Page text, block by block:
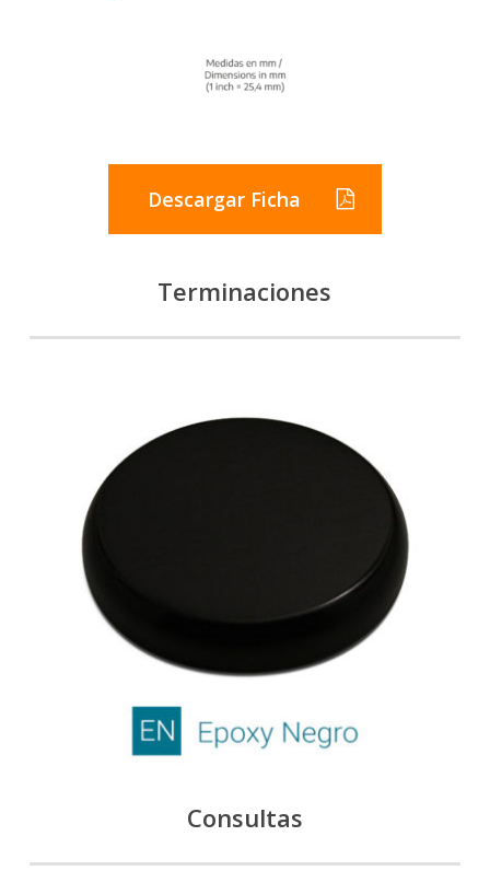
Descargar Ficha
Terminaciones
Consultas